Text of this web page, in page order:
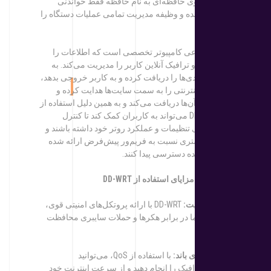
(ROM) نصب شده و وظیفه مدیریت تمامی عملیات دستگاه را
یک روتر نیز نوعی کامپیوتر تخصصی است که اطلاعات را
پردازش کرده و ترافیک آنلاین کاربر را مدیریت می‌کند. به
جای اینکه ورودی‌ها را دریافت کرده و به کاربر خروجی بدهد،
روتر ترافیک اینترنتی را به سمت سایت‌ها هدایت کرده و
اطلاعات را از آن‌ها دریافت می‌کند و به همین دلیل استفاده از
فریم‌ور DD-WRT می‌تواند به کاربران کمک کند تا کنترل
بیشتری بر روی تنظیمات و عملکرد روتر خود داشته باشند و
به امکانات بیشتری نسبت به فریم‌ور پیش‌فرض ارائه شده
توسط تولیدکننده دسترسی پیدا کنند.
مزایای استفاده از DD-WRT
DD-WRT با ارائه پروتکل‌های امنیتی قوی،
از اطلاعات شما در برابر هکرها و حملات سایبری محافظت
با استفاده از QoS، می‌توانید
اولویت‌بندی ترافیک را انجام دهید و از سرعت اینترنت خود